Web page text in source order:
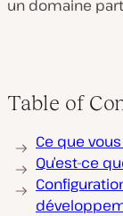
un domaine
Table of
Ce que
Qu’est-ce